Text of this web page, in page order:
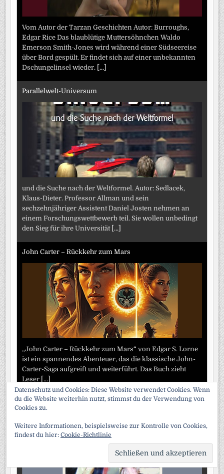
Vom Autor der Tarzan Geschichten Autor: Burroughs,
Edgar Rice Das blaublütige Muttersöhnchen Waldo
Emerson Smith-Jones wird während einer Südseereise
über Bord gespült. Er findet sich auf einer unbekannten
Dschungelinsel wieder. [...]
Parallelwelt-Universum
und die Suche nach der Weltformel. Autor: Sedlacek,
Klaus-Dieter. Professor Allman und sein
sechzehnjähriger Assistent Daniel Josten nehmen an
einem Forschungswettbewerb teil. Sie wollen unbedingt
den Sieg für ihre Universität [...]
John Carter – Rückkehr zum Mars
„John Carter – Rückkehr zum Mars“ von Edgar S. Lorne
ist ein spannendes Abenteuer, das die klassische John-
Carter-Saga aufgreift und weiterführt. Das Buch zieht
Leser [...]
Die außergewöhnlichen Abenteuer des Arsene Lupin
Datenschutz und Cookies: Diese Website verwendet Cookies. Wenn
du die Website weiterhin nutzt, stimmst du der Verwendung von
Cookies zu.
Weitere Informationen, beispielsweise zur Kontrolle von Cookies,
findest du hier: Cookie-Richtlinie
TO
TOP